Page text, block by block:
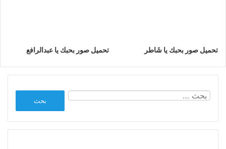
تحميل صور بحبك يا شَاطر تحميل صور بحبك يا عبدالرافع